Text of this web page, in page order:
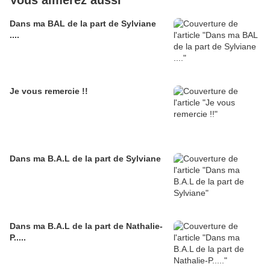
Dans ma BAL de la part de Sylviane
....
Je vous remercie !!
Dans ma B.A.L de la part de Sylviane
Dans ma B.A.L de la part de Nathalie-
P.....